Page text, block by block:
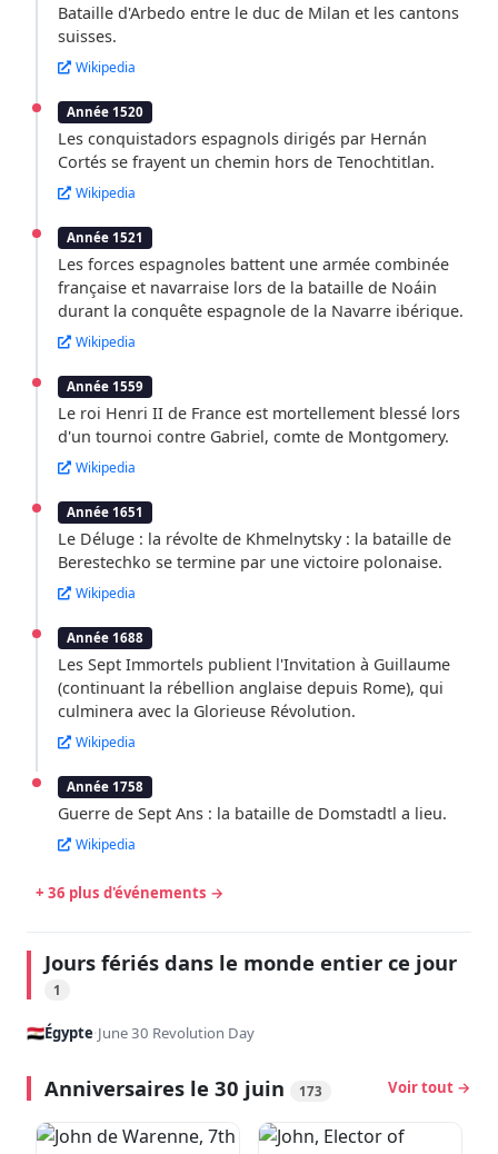
Bataille d'Arbedo entre le duc de Milan et les cantons
suisses.
Wikipedia
Année 1520
Les conquistadors espagnols dirigés par Hernán
Cortés se frayent un chemin hors de Tenochtitlan.
Wikipedia
Année 1521
Les forces espagnoles battent une armée combinée
française et navarraise lors de la bataille de Noáin
durant la conquête espagnole de la Navarre ibérique.
Wikipedia
Année 1559
Le roi Henri II de France est mortellement blessé lors
d'un tournoi contre Gabriel, comte de Montgomery.
Wikipedia
Année 1651
Le Déluge : la révolte de Khmelnytsky : la bataille de
Berestechko se termine par une victoire polonaise.
Wikipedia
Année 1688
Les Sept Immortels publient l'Invitation à Guillaume
(continuant la rébellion anglaise depuis Rome), qui
culminera avec la Glorieuse Révolution.
Wikipedia
Année 1758
Guerre de Sept Ans : la bataille de Domstadtl a lieu.
Wikipedia
+ 36 plus d'événements →
Jours fériés dans le monde entier ce jour
1
🇪🇬Égypte·June 30 Revolution Day
Anniversaires le 30 juin 173 Voir tout →